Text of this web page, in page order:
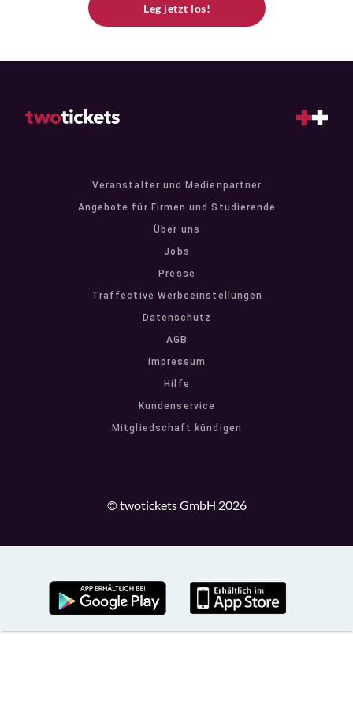
Leg jetzt los!
Veranstalter und Medienpartner
Angebote für Firmen und Studierende
Über uns
Jobs
Presse
Traffective Werbeeinstellungen
Datenschutz
AGB
Impressum
Hilfe
Kundenservice
Mitgliedschaft kündigen
© twotickets GmbH 2026